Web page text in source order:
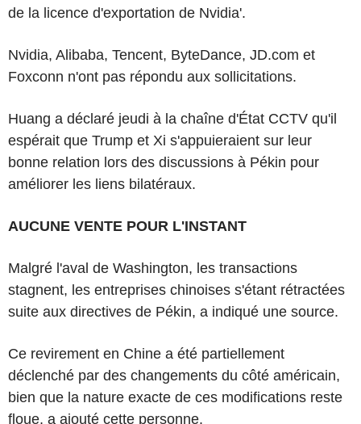
de la licence d'exportation de Nvidia'.
Nvidia, Alibaba, Tencent, ByteDance, JD.com et
Foxconn n'ont pas répondu aux sollicitations.
Huang a déclaré jeudi à la chaîne d'État CCTV qu'il
espérait que Trump et Xi s'appuieraient sur leur
bonne relation lors des discussions à Pékin pour
améliorer les liens bilatéraux.
AUCUNE VENTE POUR L'INSTANT
Malgré l'aval de Washington, les transactions
stagnent, les entreprises chinoises s'étant rétractées
suite aux directives de Pékin, a indiqué une source.
Ce revirement en Chine a été partiellement
déclenché par des changements du côté américain,
bien que la nature exacte de ces modifications reste
floue, a ajouté cette personne.